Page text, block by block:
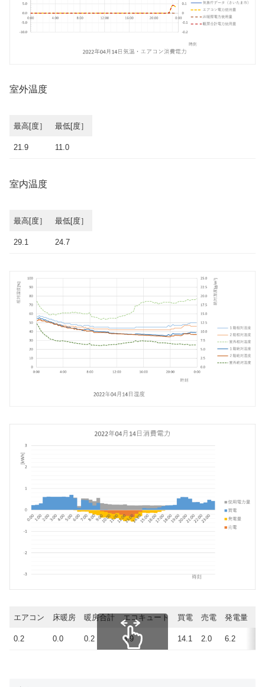
室外温度
最高[度］ 最低[度］
21.9 11.0
室内温度
最高[度］ 最低[度］
29.1 24.7
エアコン 床暖房 暖房合計 エコキュート 買電 売電 発電量
0.2 0.0 0.2 3.9 14.1 2.0 6.2